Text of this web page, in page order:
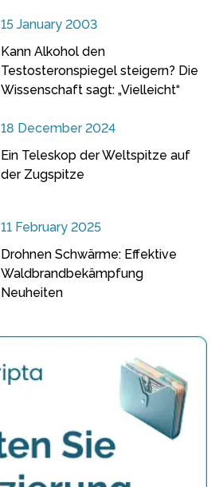
15 January 2003
Kann Alkohol den
Testosteronspiegel steigern? Die
Wissenschaft sagt: „Vielleicht“
18 December 2024
Ein Teleskop der Weltspitze auf
der Zugspitze
11 February 2025
Drohnen Schwärme: Effektive
Waldbrandbekämpfung
Neuheiten